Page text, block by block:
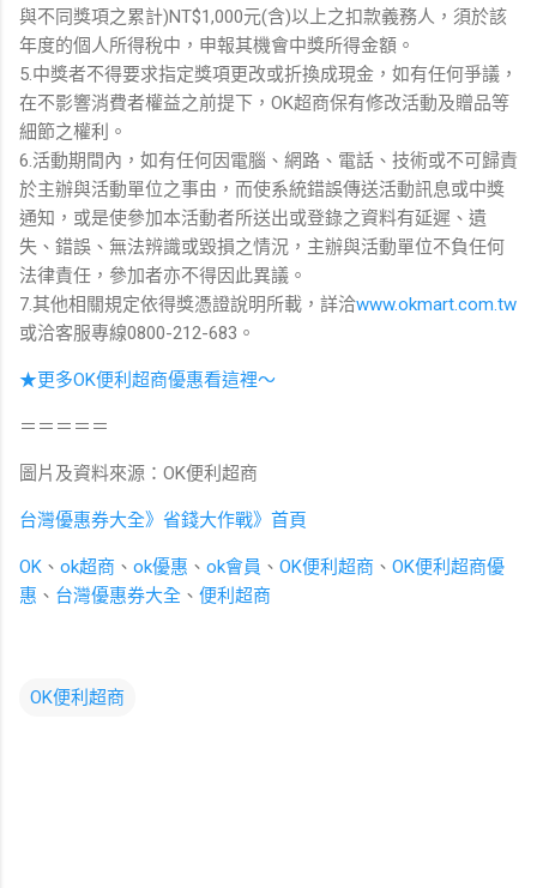
與不同獎項之累計)NT$1,000元(含)以上之扣款義務人，須於該
年度的個人所得稅中，申報其機會中獎所得金額。
5.中獎者不得要求指定獎項更改或折換成現金，如有任何爭議，
在不影響消費者權益之前提下，OK超商保有修改活動及贈品等
細節之權利。
6.活動期間內，如有任何因電腦、網路、電話、技術或不可歸責
於主辦與活動單位之事由，而使系統錯誤傳送活動訊息或中獎
通知，或是使參加本活動者所送出或登錄之資料有延遲、遺
失、錯誤、無法辨識或毀損之情況，主辦與活動單位不負任何
法律責任，參加者亦不得因此異議。
7.其他相關規定依得獎憑證說明所載，詳洽www.okmart.com.tw
或洽客服專線0800-212-683。
★更多OK便利超商優惠看這裡～
＝＝＝＝＝
圖片及資料來源：OK便利超商
台灣優惠券大全》省錢大作戰》首頁
OK 、 ok超商 、 ok優惠 、 ok會員 、 OK便利超商 、 OK便利超商優
惠 、 台灣優惠券大全 、 便利超商
OK便利超商